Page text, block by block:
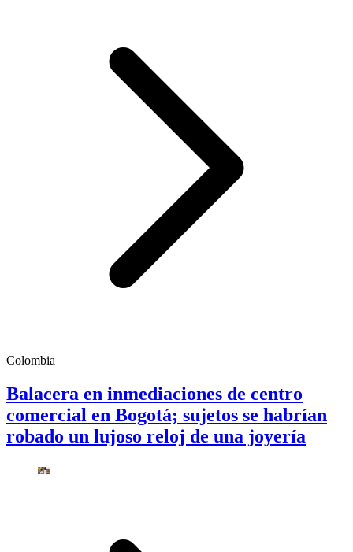
Colombia
Balacera en inmediaciones de centro
comercial en Bogotá; sujetos se habrían
robado un lujoso reloj de una joyería